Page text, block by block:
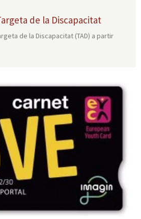
de la Discapacitat
de la Discapacitat (TAD) a partir